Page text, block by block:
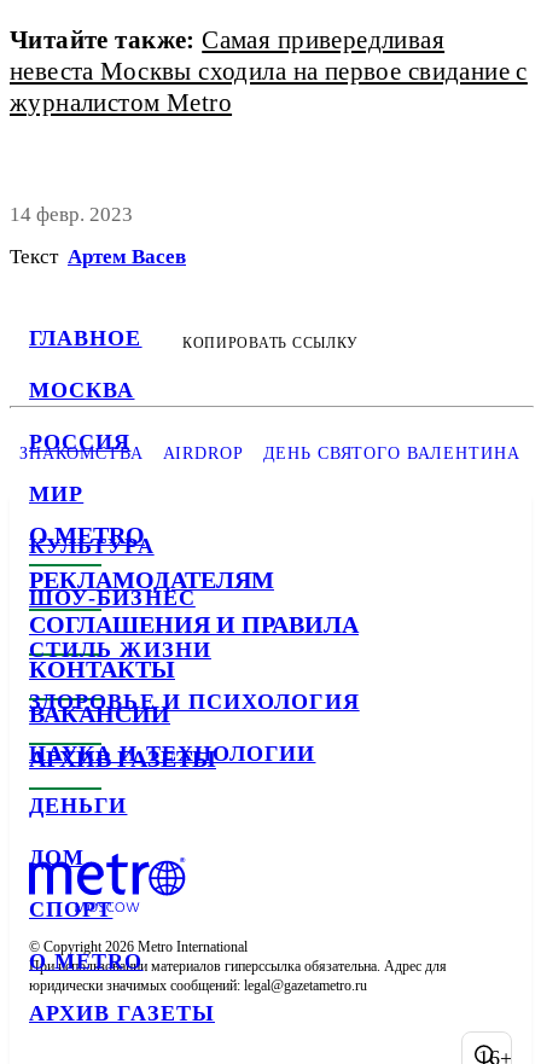
ГЛАВНОЕ
МОСКВА
РОССИЯ
МИР
КУЛЬТУРА
ШОУ-БИЗНЕС
СТИЛЬ ЖИЗНИ
ЗДОРОВЬЕ И ПСИХОЛОГИЯ
НАУКА И ТЕХНОЛОГИИ
ДЕНЬГИ
ДОМ
СПОРТ
О METRO
АРХИВ ГАЗЕТЫ
Читайте также:Cамая привередливая
невеста Москвы сходила на первое свидание с
журналистом Metro
14 февр. 2023
Текст Артем Васев
КОПИРОВАТЬ ССЫЛКУ
ЗНАКОМСТВА AIRDROP ДЕНЬ СВЯТОГО ВАЛЕНТИНА
О METRO
РЕКЛАМОДАТЕЛЯМ
СОГЛАШЕНИЯ И ПРАВИЛА
КОНТАКТЫ
ВАКАНСИИ
АРХИВ ГАЗЕТЫ
© Copyright 2026 Metro International
При использовании материалов гиперссылка обязательна. Адрес для
юридически значимых сообщений:
16+